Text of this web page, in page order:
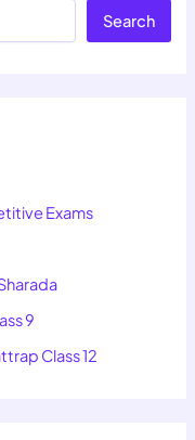
Search
Exams
9
Class 12